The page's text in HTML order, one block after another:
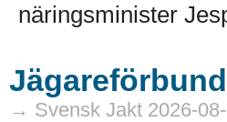
näringsminister
→ Svensk Jakt 2026-